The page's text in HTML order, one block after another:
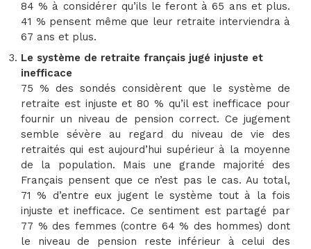
84 % à considérer qu’ils le feront à 65 ans et plus.
41 % pensent même que leur retraite interviendra à
67 ans et plus.
Le système de retraite français jugé injuste et
inefficace
75 % des sondés considèrent que le système de
retraite est injuste et 80 % qu’il est inefficace pour
fournir un niveau de pension correct. Ce jugement
semble sévère au regard du niveau de vie des
retraités qui est aujourd’hui supérieur à la moyenne
de la population. Mais une grande majorité des
Français pensent que ce n’est pas le cas. Au total,
71 % d’entre eux jugent le système tout à la fois
injuste et inefficace. Ce sentiment est partagé par
77 % des femmes (contre 64 % des hommes) dont
le niveau de pension reste inférieur à celui des